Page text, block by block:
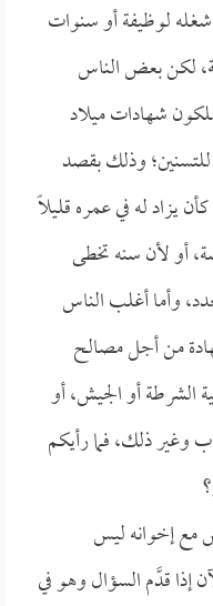
لوظيفة أو سنوات
لكن بعض الناس
شهادات ميلاد
وذلك بقصد
يزاد له في عمره قليلاً
أو لأن سنه تخطى
وأما أغلب الناس
من أجل مصالح
الشرطة أو الجيش، أو
وغير ذلك، فما رأيكم
مع إخوانه ليس
إذا قدَّم السؤال وهو في